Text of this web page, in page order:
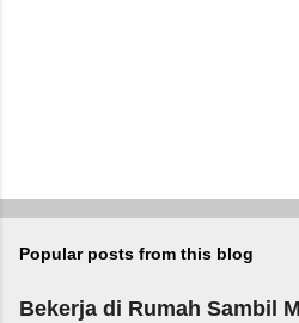
Popular posts from this blog
Bekerja di Rumah Sambil